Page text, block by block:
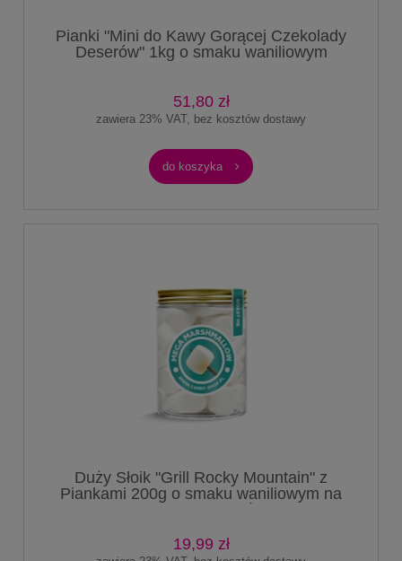
Pianki "Mini do Kawy Gorącej Czekolady
Deserów" 1kg o smaku waniliowym
51,80 zł
zawiera 23% VAT, bez kosztów dostawy
do koszyka
Duży Słoik "Grill Rocky Mountain" z
Piankami 200g o smaku waniliowym na
19,99 zł